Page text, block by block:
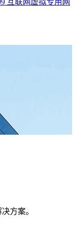
方案。